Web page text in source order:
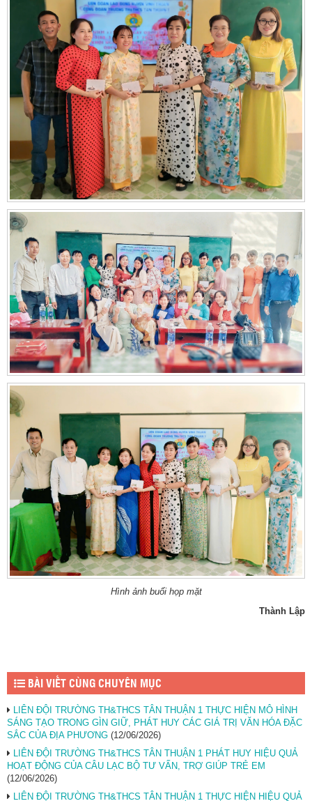
Hình ảnh buổi họp mặt
Thành Lập
BÀI VIẾT CÙNG CHUYÊN MỤC
LIÊN ĐỘI TRƯỜNG TH&THCS TÂN THUẬN 1 THỰC HIỆN MÔ HÌNH
SÁNG TẠO TRONG GÌN GIỮ, PHÁT HUY CÁC GIÁ TRỊ VĂN HÓA ĐẶC
SẮC CỦA ĐỊA PHƯƠNG (12/06/2026)
LIÊN ĐỘI TRƯỜNG TH&THCS TÂN THUẬN 1 PHÁT HUY HIỆU QUẢ
HOẠT ĐỘNG CỦA CÂU LẠC BỘ TƯ VẤN, TRỢ GIÚP TRẺ EM
(12/06/2026)
LIÊN ĐỘI TRƯỜNG TH&THCS TÂN THUẬN 1 THỰC HIỆN HIỆU QUẢ